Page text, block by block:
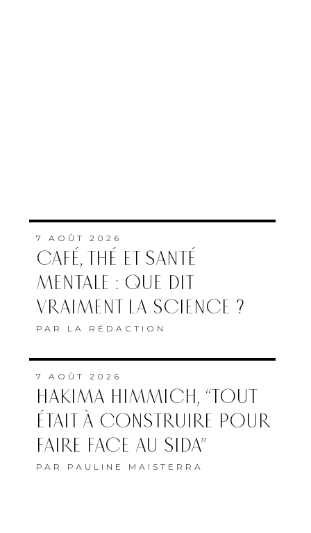
7 AOÛT 2026
CAFÉ, THÉ ET SANTÉ
MENTALE : QUE DIT
VRAIMENT LA SCIENCE ?
PAR LA RÉDACTION
7 AOÛT 2026
HAKIMA HIMMICH, “TOUT
ÉTAIT À CONSTRUIRE POUR
FAIRE FACE AU SIDA”
PAR PAULINE MAISTERRA